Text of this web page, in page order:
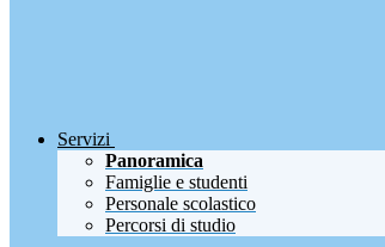
Servizi
Panoramica
Famiglie e studenti
Personale scolastico
Percorsi di studio